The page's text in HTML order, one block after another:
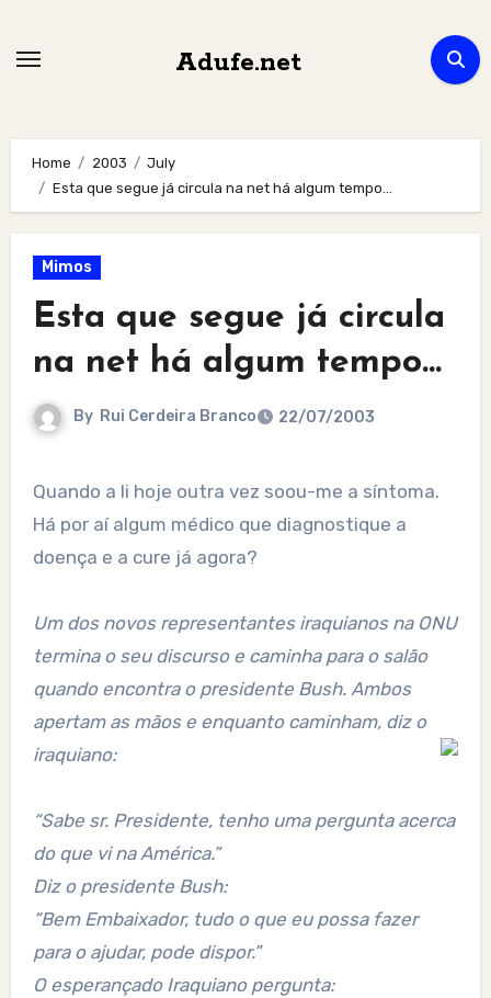
Adufe.net
Home 2003
July
Esta que segue já circula na net há algum tempo…
Mimos
Esta que segue já circula
na net há algum tempo…
By Rui Cerdeira Branco 22/07/2003
Quando a li hoje outra vez soou-me a síntoma.
Há por aí algum médico que diagnostique a
doença e a cure já agora?
Um dos novos representantes iraquianos na ONU
termina o seu discurso e caminha para o salão
quando encontra o presidente Bush. Ambos
apertam as mãos e enquanto caminham, diz o
iraquiano:
“Sabe sr. Presidente, tenho uma pergunta acerca
do que vi na América.”
Diz o presidente Bush:
“Bem Embaixador, tudo o que eu possa fazer
para o ajudar, pode dispor.”
O esperançado Iraquiano pergunta: